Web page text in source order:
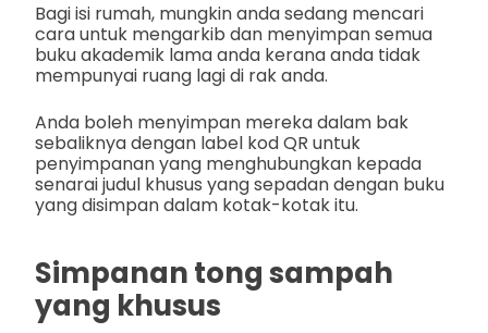
Bagi isi rumah, mungkin anda sedang mencari
cara untuk mengarkib dan menyimpan semua
buku akademik lama anda kerana anda tidak
mempunyai ruang lagi di rak anda.
Anda boleh menyimpan mereka dalam bak
sebaliknya dengan label kod QR untuk
penyimpanan yang menghubungkan kepada
senarai judul khusus yang sepadan dengan buku
yang disimpan dalam kotak-kotak itu.
Simpanan tong sampah
yang khusus